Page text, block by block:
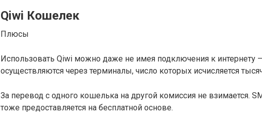
Qiwi Кошелек
Плюсы
Использовать Qiwi можно даже не имея подключения к интернету
осуществляются через терминалы, число которых исчисляется
За перевод с одного кошелька на другой комиссия не взимается.
тоже предоставляется на бесплатной основе.